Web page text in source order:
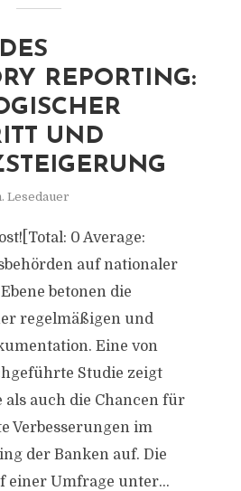
REPORTING:
UND
Lesedauer
0 Average:
auf nationaler
betonen die
regelmäßigen und
Eine von
Studie zeigt
als auch die Chancen für
Verbesserungen im
der Banken auf. Die
einer Umfrage unter...